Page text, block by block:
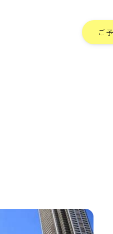
ご